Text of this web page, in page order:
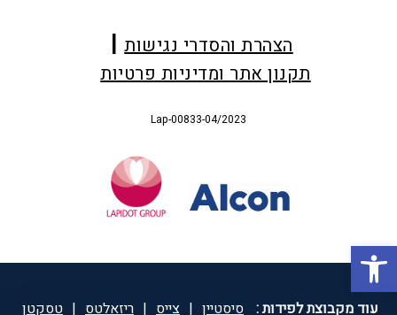
פתח סרגל נגישות
הצהרת והסדרי נגישות
תקנון אתר ומדיניות פרטיות
Lap-00833-04/2023
עוד מקבוצת לפידות : סיסטיין | צייס | ריזאלטס | טסקטן